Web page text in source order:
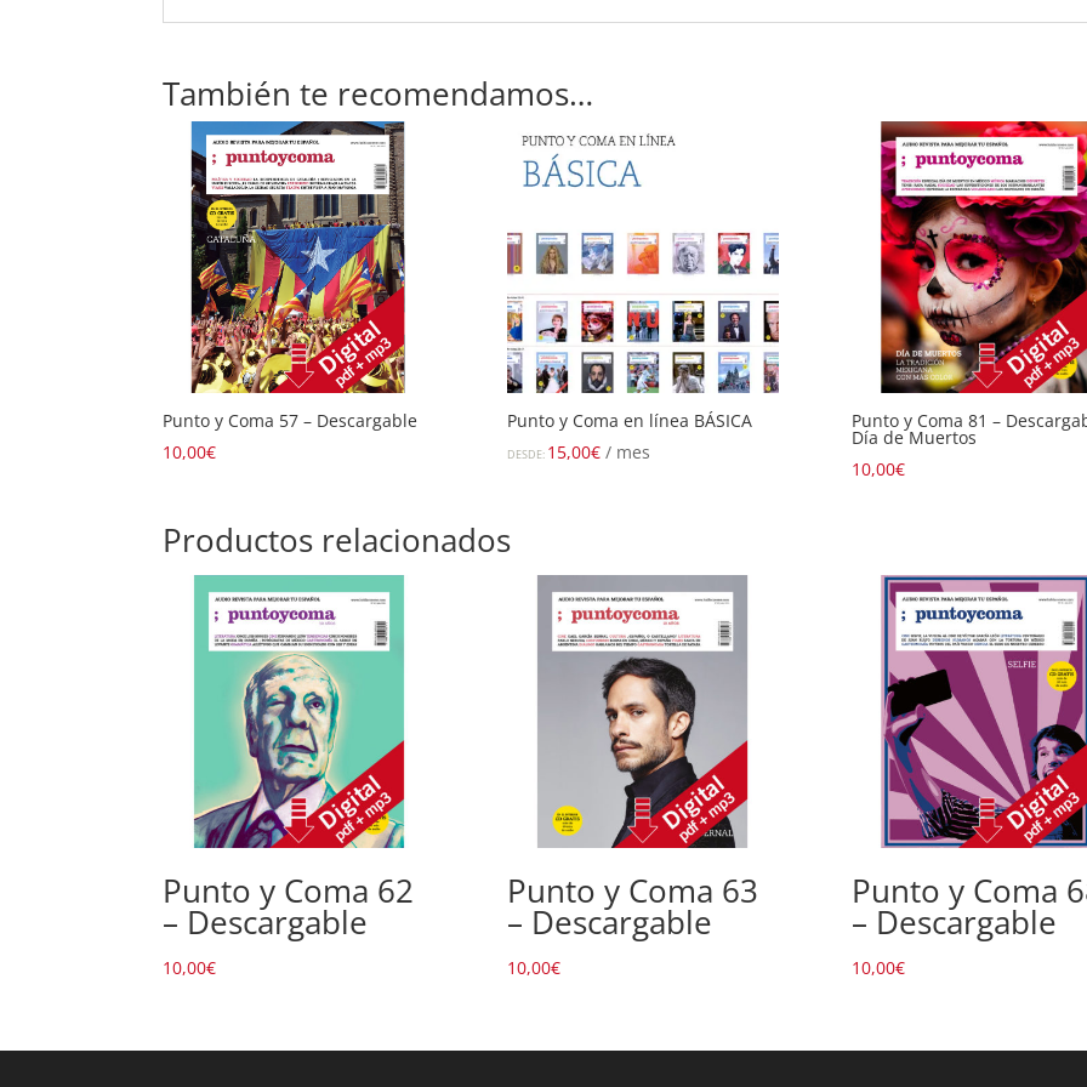
También te recomendamos…
Punto y Coma 57 – Descargable
10,00€
Punto y Coma en línea BÁSICA
DESDE: 15,00€ / mes
Punto y Coma 81 –
Día de Muertos
10,00€
Productos relacionados
Punto y Coma 62
– Descargable
10,00€
Punto y Coma 63
– Descargable
10,00€
Punto y Coma
– Descargable
10,00€